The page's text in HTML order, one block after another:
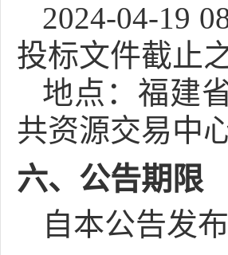
2024-04-19
投标文件截止
地点： 福建
共资源交易中心
六、公告期限
自本公告发